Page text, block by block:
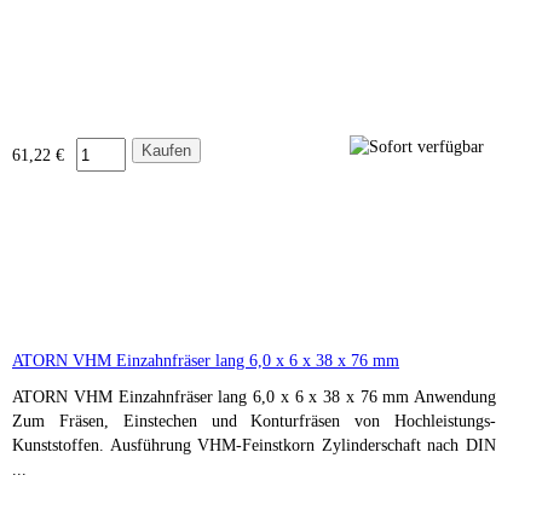
61,22 €
ATORN VHM Einzahnfräser lang 6,0 x 6 x 38 x 76 mm
ATORN VHM Einzahnfräser lang 6,0 x 6 x 38 x 76 mm Anwendung
Zum Fräsen, Einstechen und Konturfräsen von Hochleistungs-
Kunststoffen. Ausführung VHM-Feinstkorn Zylinderschaft nach DIN
...